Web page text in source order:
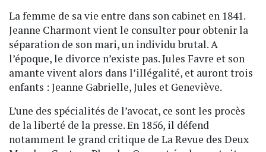
La femme de sa vie entre dans son cabinet en 1841.
Jeanne Charmont vient le consulter pour obtenir la
séparation de son mari, un individu brutal. A
l’époque, le divorce n’existe pas. Jules Favre et son
amante vivent alors dans l’illégalité, et auront trois
enfants : Jeanne Gabrielle, Jules et Geneviève.
L’une des spécialités de l’avocat, ce sont les procès
de la liberté de la presse. En 1856, il défend
notamment le grand critique de La Revue des Deux